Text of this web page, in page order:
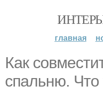
главная
Как
спальню. Что